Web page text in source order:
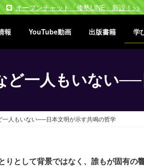
オープンチャット「倭塾LINE」新設！>>
報 YouTube動画 出版書籍 学
ど一人もいない
一人もいない──日本文明が示す共鳴の哲学
として背景ではなく、誰もが固有の